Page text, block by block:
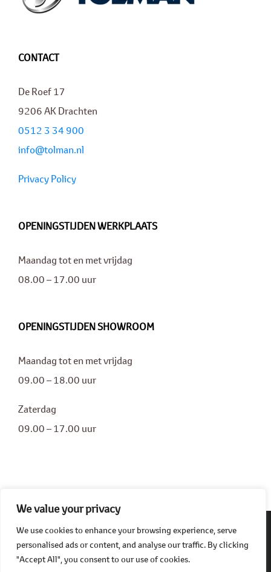
We value your privacy
We use cookies to enhance your browsing experience, serve
personalised ads or content, and analyse our traffic. By clicking
"Accept All", you consent to our use of cookies.
CONTACT
De Roef 17
9206 AK Drachten
0512 3 34 900
info@tolman.nl
Privacy Policy
OPENINGSTIJDEN WERKPLAATS
Maandag tot en met vrijdag
08.00 – 17.00 uur
OPENINGSTIJDEN SHOWROOM
Maandag tot en met vrijdag
09.00 – 18.00 uur
Zaterdag
09.00 – 17.00 uur
© Copyright 2025 | All Rights Reserved | Powered by GW Management